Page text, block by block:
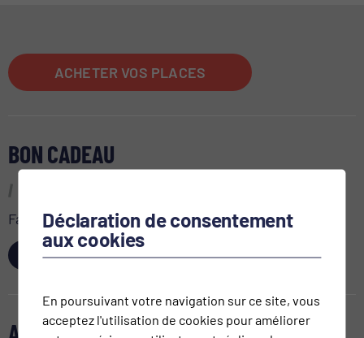
ACHETER VOS PLACES
BON CADEAU
Faites plaisir à vos proches!
ACHETER
AGENDA
Déclaration de consentement
aux cookies
En poursuivant votre navigation sur ce site, vous
acceptez l'utilisation de cookies pour améliorer